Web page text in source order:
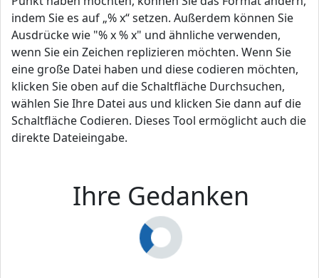
indem Sie es auf „% x“ setzen. Außerdem können Sie
Ausdrücke wie "% x % x" und ähnliche verwenden,
wenn Sie ein Zeichen replizieren möchten. Wenn Sie
eine große Datei haben und diese codieren möchten,
klicken Sie oben auf die Schaltfläche Durchsuchen,
wählen Sie Ihre Datei aus und klicken Sie dann auf die
Schaltfläche Codieren. Dieses Tool ermöglicht auch die
direkte Dateieingabe.
Ihre Gedanken